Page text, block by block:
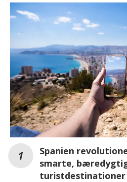
Spanien
smarte,
turistdestinationer